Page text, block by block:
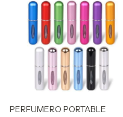
PERFUMERO PORTABLE